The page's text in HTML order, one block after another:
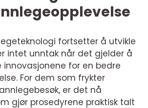
fortsetter å utvikle
intet unntak når det gjelder å
innovasjonene for en bedre
For dem som frykter
er det nå
gjør prosedyrene praktisk talt